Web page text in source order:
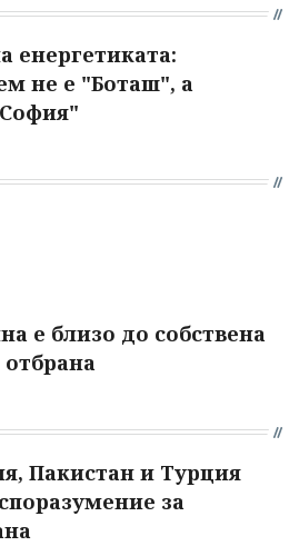
енергетиката:
не е "Боташ", а
е близо до собствена
Пакистан и Турция
за